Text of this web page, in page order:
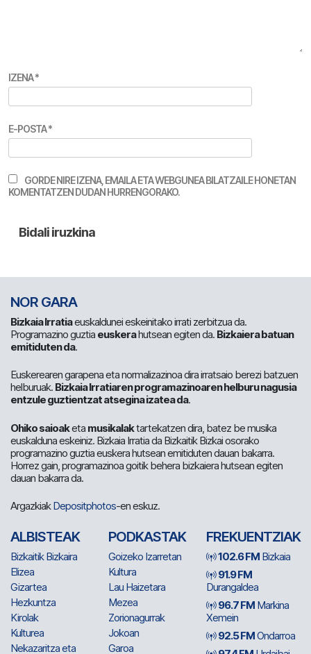
IZENA*
E-POSTA*
GORDE NIRE IZENA, EMAILA ETA WEBGUNEA BILATZAILE HONETAN
KOMENTATZEN DUDAN HURRENGORAKO.
NOR GARA
Bizkaia Irratiaeuskaldunei eskeinitako irrati zerbitzua da.
Programazino guztia euskerahutsean egiten da. Bizkaiera batuan
emitiduten da.
Euskerearen garapena eta normalizazinoa dira irratsaio berezi batzuen
helburuak. Bizkaia Irratiaren programazinoaren helburu nagusia
entzule guztientzat atsegina izatea da.
Ohiko saioaketa musikalaktartekatzen dira, batez be musika
euskalduna eskeiniz. Bizkaia Irratia da Bizkaitik Bizkai osorako
programazino guztia euskera hutsean emitiduten dauan bakarra.
Horrez gain, programazinoa goitik behera bizkaiera hutsean egiten
dauan bakarra da.
ArgazkiakDepositphotos-en eskuz.
ALBISTEAK
Bizkaitik Bizkaira
Elizea
Gizartea
Hezkuntza
Kirolak
Kulturea
Nekazaritza eta
PODKASTAK
Goizeko Izarretan
Kultura
Lau Haizetara
Mezea
Zorionagurrak
Jokoan
Garoa
FREKUENTZIAK
102.6 FM Bizkaia
91.9 FM
Durangaldea
96.7 FM Markina
Xemein
92.5 FMOndarroa